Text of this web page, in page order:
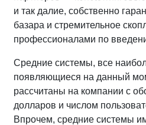
и так далие, собственно
базара и стремительное
профессионалами по
Средние системы, все
появляющиеся на данный
рассчитаны на компании с
долларов и числом
Впрочем, средние системы